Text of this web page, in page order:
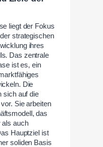
liegt der Fokus
strategischen
ihres
Das zentrale
ist es, ein
Die
sich auf die
Sie arbeiten
das
als auch
Hauptziel ist
soliden Basis